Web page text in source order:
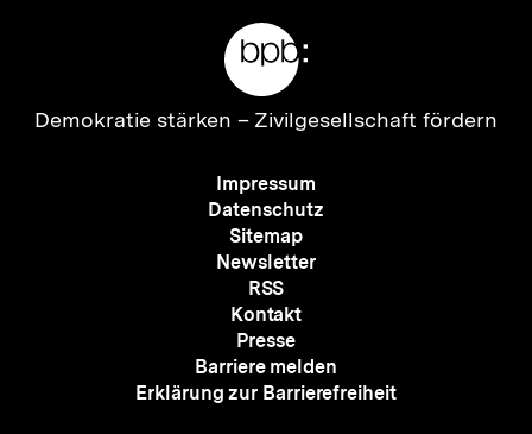
Zur
Demokratie stärken – Zivilgesellschaft fördern
Meta-
Navigation
Impressum
Datenschutz
Sitemap
Newsletter
RSS
Kontakt
Presse
Barriere melden
Erklärung zur Barrierefreiheit